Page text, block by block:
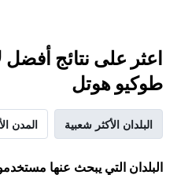
اعثر على نتائج أفضل
طوكيو هوتل
البلدان الأكثر شعبية المدن
البلدان التي يبحث عنها